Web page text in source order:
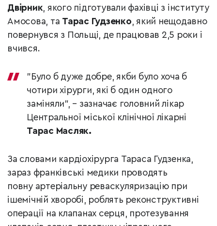
Двірник, якого підготували фахівці з інституту
Амосова, та Тарас Гудзенко, який нещодавно
повернувся з Польщі, де працював 2,5 роки і
вчився.
"Було б дуже добре, якби було хоча б
чотири хірурги, які б один одного
заміняли", – зазначає головний лікар
Центральної міської клінічної лікарні
Тарас Масляк.
За словами кардіохірурга Тараса Гудзенка,
зараз франківські медики проводять
повну артеріальну реваскуляризацію при
ішемічній хворобі, роблять реконструктивні
операції на клапанах серця, протезування